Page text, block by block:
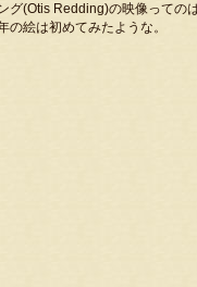
グ(Otis Redding)の映像っての
の絵は初めてみたような。